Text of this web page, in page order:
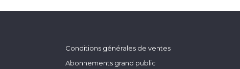
Conditions générales de ventes
Abonnements grand public